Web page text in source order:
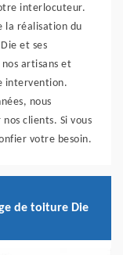
interlocuteur.
la réalisation du
et ses
artisans et
intervention.
nous
clients. Si vous
votre besoin.
de toiture Die